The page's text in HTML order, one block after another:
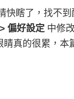
快瞎了，找不
偏好設定 中修
真的很累，本